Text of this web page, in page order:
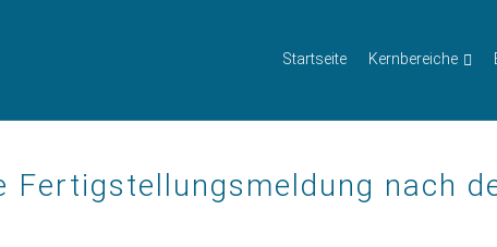
Startseite Kernbereiche
Fertigstellungsmeldung nach